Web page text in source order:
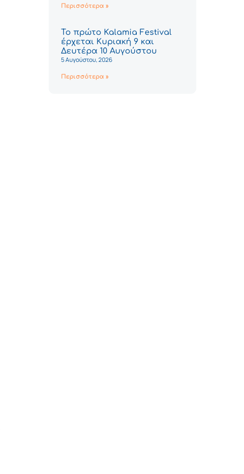
Περισσότερα »
Το πρώτο Kalamia Festival
έρχεται Κυριακή 9 και
Δευτέρα 10 Αυγούστου
5 Αυγούστου, 2026
Περισσότερα »